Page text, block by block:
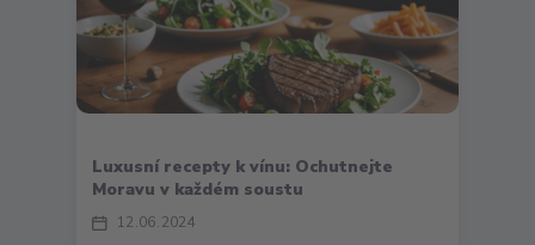
12 06 2024
Luxusní recepty k vínu: Ochutnejte
Moravu v každém soustu